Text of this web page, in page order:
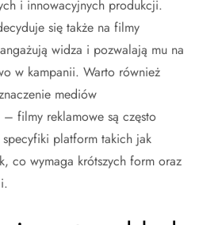
i innowacyjnych produkcji.
się także na filmy
widza i pozwalają mu na
w kampanii. Warto również
mediów
– filmy reklamowe są często
platform takich jak
co wymaga krótszych form oraz